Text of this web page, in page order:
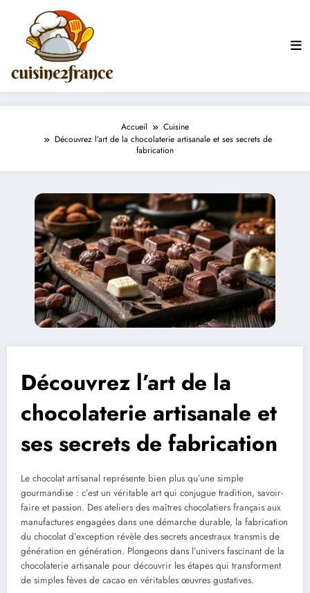
Accueil
Cuisine
Découvrez l’art de la chocolaterie artisanale et ses secrets de
fabrication
Découvrez l’art de la
chocolaterie artisanale et
ses secrets de fabrication
Le chocolat artisanal représente bien plus qu’une simple
gourmandise : c’est un véritable art qui conjugue tradition, savoir-
faire et passion. Des ateliers des maîtres chocolatiers français aux
manufactures engagées dans une démarche durable, la fabrication
du chocolat d’exception révèle des secrets ancestraux transmis de
génération en génération. Plongeons dans l’univers fascinant de la
chocolaterie artisanale pour découvrir les étapes qui transforment
de simples fèves de cacao en véritables œuvres gustatives.